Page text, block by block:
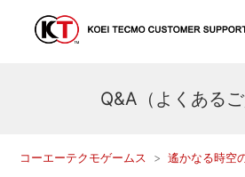
Q&A（よくあるご
コーエーテクモゲームス 遙かなる時空